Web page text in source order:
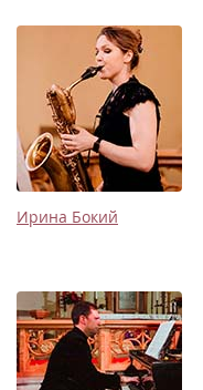
Ирина Бокий